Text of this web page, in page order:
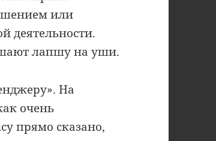
или
деятельности.
лапшу на уши.
На
очень
прямо сказано,